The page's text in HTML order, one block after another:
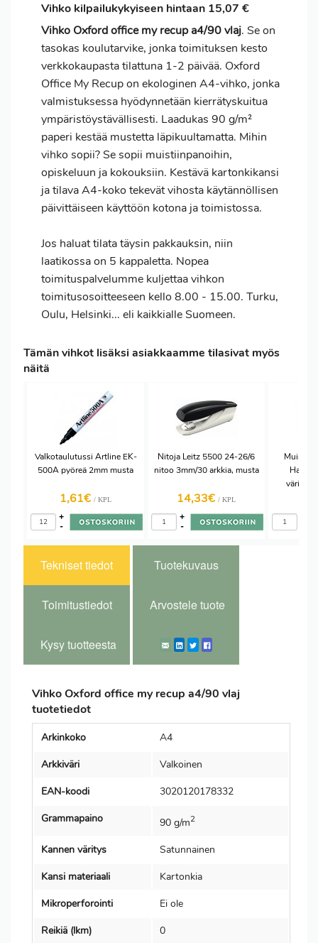
Vihko kilpailukykyiseen hintaan 15,07 €
Vihko Oxford office my recup a4/90 vlaj. Se on
tasokas koulutarvike, jonka toimituksen kesto
verkkokaupasta tilattuna 1-2 päivää. Oxford
Office My Recup on ekologinen A4-vihko, jonka
valmistuksessa hyödynnetään kierrätyskuitua
ympäristöystävällisesti. Laadukas 90 g/m²
paperi kestää mustetta läpikuultamatta. Mihin
vihko sopii? Se sopii muistiinpanoihin,
opiskeluun ja kokouksiin. Kestävä kartonkikansi
ja tilava A4-koko tekevät vihosta käytännöllisen
päivittäiseen käyttöön kotona ja toimistossa.
Jos haluattilatatäysin pakkauksin, niin
laatikossa on 5 kappaletta. Nopea
toimituspalvelumme kuljettaa vihkon
toimitusosoitteeseen kello 8.00 - 15.00. Turku,
Oulu, Helsinki... eli kaikkialle Suomeen.
Tämän vihkot lisäksi asiakkaamme tilasivat myös
näitä
Valkotaulutussi Artline EK-
500A pyöreä 2mm musta
1,61€ / KPL
-
+
Nitoja Leitz 5500 24-26/6
nitoo 3mm/30 arkkia, musta
14,33€ / KPL
-
+
Tekniset tiedot Tuotekuvaus
Toimitustiedot Arvostele tuote
Kysy tuotteesta
Vihko Oxford office my recup a4/90 vlaj
tuotetiedot
Arkinkoko
A4
Arkkiväri
Valkoinen
EAN-koodi
3020120178332
Grammapaino
90 g/m2
Kannen väritys
Satunnainen
Kansi materiaali
Kartonkia
Mikroperforointi
Ei ole
Reikiä (lkm)
0